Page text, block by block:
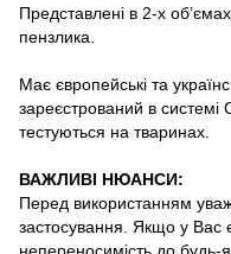
Представлені в 2-х
пензлика.
Має європейські та
зареєстрований в системі
тестуються на тваринах.
ВАЖЛИВІ НЮАНСИ:
Перед використанням
застосування. Якщо у Вас
непереносимість до будь-